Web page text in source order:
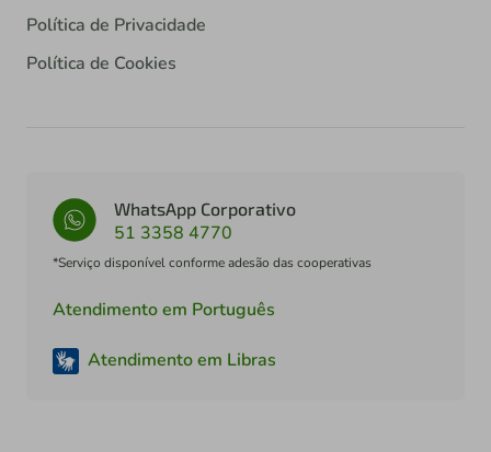
Política de Privacidade
Política de Cookies
WhatsApp Corporativo
51 3358 4770
*Serviço disponível conforme adesão das cooperativas
Atendimento em Português
Atendimento em Libras